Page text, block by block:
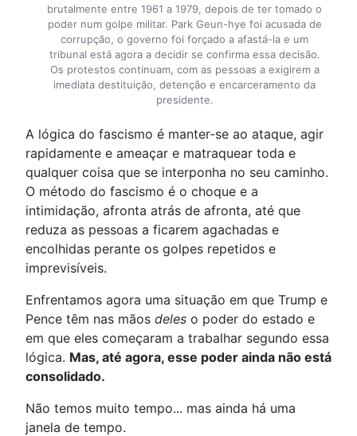
brutalmente entre 1961 a 1979, depois de ter tomado o
poder num golpe militar. Park Geun-hye foi acusada de
corrupção, o governo foi forçado a afastá-la e um
tribunal está agora a decidir se confirma essa decisão.
Os protestos continuam, com as pessoas a exigirem a
imediata destituição, detenção e encarceramento da
presidente.
A lógica do fascismo é manter-se ao ataque, agir
rapidamente e ameaçar e matraquear toda e
qualquer coisa que se interponha no seu caminho.
O método do fascismo é o choque e a
intimidação, afronta atrás de afronta, até que
reduza as pessoas a ficarem agachadas e
encolhidas perante os golpes repetidos e
imprevisíveis.
Enfrentamos agora uma situação em que Trump e
Pence têm nas mãos deles o poder do estado e
em que eles começaram a trabalhar segundo essa
lógica. Mas, até agora, esse poder ainda não está
consolidado.
Não temos muito tempo... mas ainda há uma
janela de tempo.